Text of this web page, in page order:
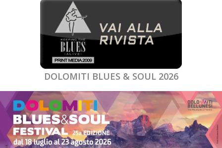
DOLOMITI BLUES & SOUL 2026